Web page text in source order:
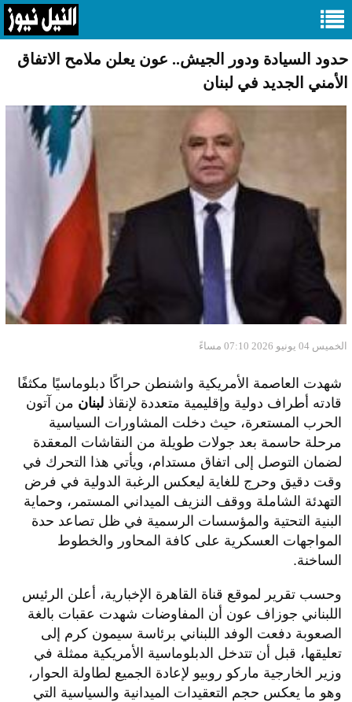
حدود السيادة ودور الجيش.. عون يعلن ملامح الاتفاق
الأمني الجديد في لبنان
الخميس 04 يونيو 2026 07:10 مساءً
شهدت العاصمة الأمريكية واشنطن حراكًا دبلوماسيًا مكثفًا
قادته أطراف دولية وإقليمية متعددة لإنقاذ لبنان من آتون
الحرب المستعرة، حيث دخلت المشاورات السياسية
مرحلة حاسمة بعد جولات طويلة من النقاشات المعقدة
لضمان التوصل إلى اتفاق مستدام، ويأتي هذا التحرك في
وقت دقيق وحرج للغاية ليعكس الرغبة الدولية في فرض
التهدئة الشاملة ووقف النزيف الميداني المستمر، وحماية
البنية التحتية والمؤسسات الرسمية في ظل تصاعد حدة
المواجهات العسكرية على كافة المحاور والخطوط
الساخنة.
​وحسب تقرير لموقع قناة القاهرة الإخبارية، أعلن الرئيس
اللبناني جوزاف عون أن المفاوضات شهدت عقبات بالغة
الصعوبة دفعت الوفد اللبناني برئاسة سيمون كرم إلى
تعليقها، قبل أن تتدخل الدبلوماسية الأمريكية ممثلة في
وزير الخارجية ماركو روبيو لإعادة الجميع لطاولة الحوار،
وهو ما يعكس حجم التعقيدات الميدانية والسياسية التي